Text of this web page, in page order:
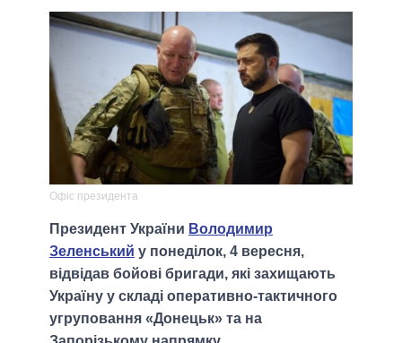
Офіс президента
Президент України Володимир
Зеленський у понеділок, 4 вересня,
відвідав бойові бригади, які захищають
Україну у складі оперативно-тактичного
угруповання «Донецьк» та на